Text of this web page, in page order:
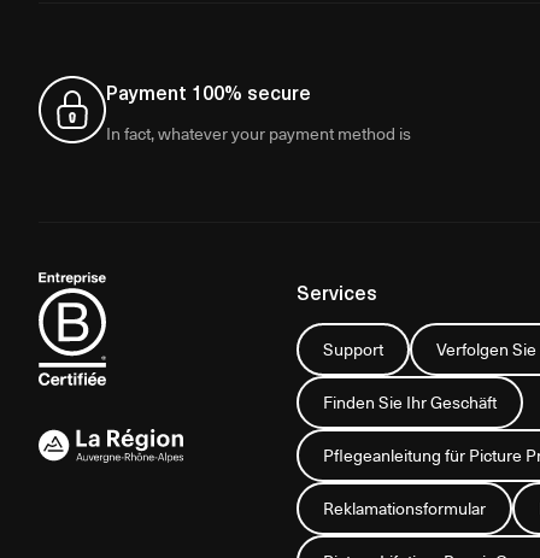
Payment 100% secure
In fact, whatever your payment method is
Services
Support Verfolgen
Finden Sie Ihr Geschäft
Pflegeanleitung für Picture
Reklamationsformular